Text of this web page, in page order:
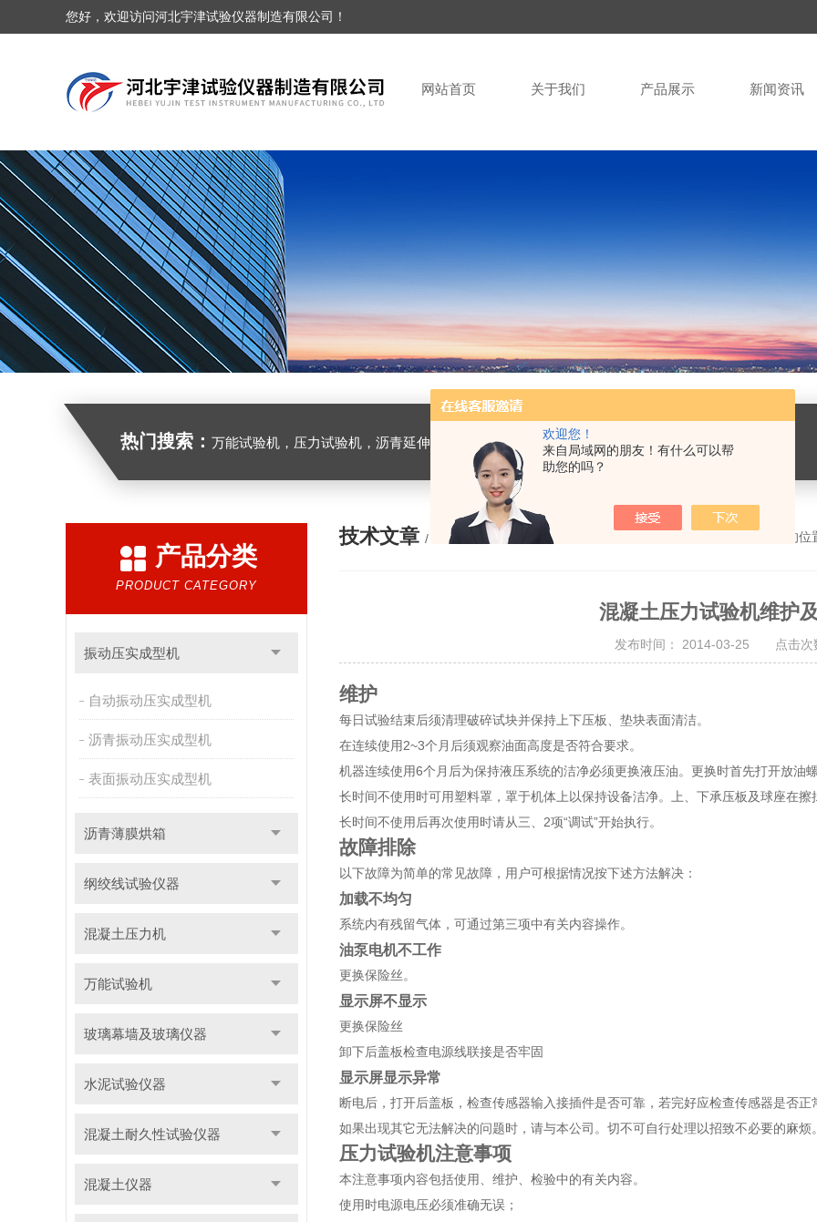
欢迎您！
来自局域网的朋友！有什么可以帮
助您的吗？
您好，欢迎访问河北宇津试验仪器制造有限公司！
网站首页 关于我们 产品展示 新闻资讯
热门搜索： 万能试验机，压力试验机，沥青延伸度测定仪，沥青混合料拌合机，全自动沥青混合料离心式抽提仪，马歇尔电动击实仪，车辙试验成型机，连续式路面八轮平整度仪，商品混凝土搅拌站试验仪器，试模
产品分类
PRODUCT CATEGORY
振动压实成型机
自动振动压实成型机
沥青振动压实成型机
表面振动压实成型机
沥青薄膜烘箱
纲绞线试验仪器
混凝土压力机
万能试验机
玻璃幕墙及玻璃仪器
水泥试验仪器
混凝土耐久性试验仪器
混凝土仪器
技术文章 / ARTICLE 您的
混凝土压力试验机维护
发布时间： 2014-03-25 点击次
维护
每日试验结束后须清理破碎试块并保持上下压板、垫块表面清洁。
在连续使用2~3个月后须观察油面高度是否符合要求。
机器连续使用6个月后为保持液压系统的洁净必须更换液压油。更换时首先打开放油
长时间不使用时可用塑料罩，罩于机体上以保持设备洁净。上、下承压板及球座在
长时间不使用后再次使用时请从三、2项“调试”开始执行。
故障排除
以下故障为简单的常见故障，用户可根据情况按下述方法解决：
加载不均匀
系统内有残留气体，可通过第三项中有关内容操作。
油泵电机不工作
更换保险丝。
显示屏不显示
更换保险丝
卸下后盖板检查电源线联接是否牢固
显示屏显示异常
断电后，打开后盖板，检查传感器输入接插件是否可靠，若完好应检查传感器是否正
如果出现其它无法解决的问题时，请与本公司。切不可自行处理以招致不必要的麻烦
压力试验机注意事项
本注意事项内容包括使用、维护、检验中的有关内容。
使用时电源电压必须准确无误；